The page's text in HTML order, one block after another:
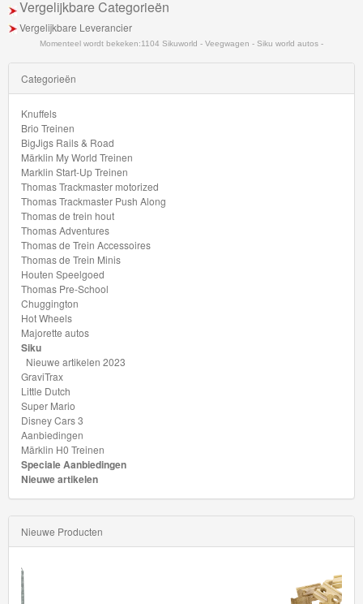
Vergelijkbare Categorieën
Vergelijkbare Leverancier
Momenteel wordt bekeken:1104 Sikuworld - Veegwagen - Siku world autos -
Categorieën
Knuffels
Brio Treinen
BigJigs Rails & Road
Märklin My World Treinen
Marklin Start-Up Treinen
Thomas Trackmaster motorized
Thomas Trackmaster Push Along
Thomas de trein hout
Thomas Adventures
Thomas de Trein Accessoires
Thomas de Trein Minis
Houten Speelgoed
Thomas Pre-School
Chuggington
Hot Wheels
Majorette autos
Siku
Nieuwe artikelen 2023
GraviTrax
Little Dutch
Super Mario
Disney Cars 3
Aanbiedingen
Märklin H0 Treinen
Speciale Aanbiedingen
Nieuwe artikelen
Nieuwe Producten